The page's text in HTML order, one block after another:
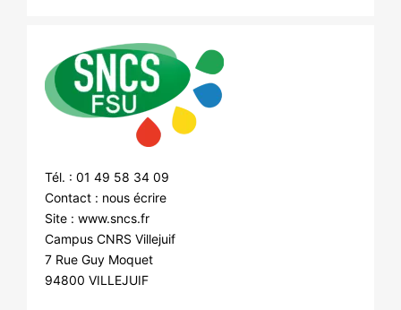
Tél. : 01 49 58 34 09
Contact : nous écrire
Site : www.sncs.fr
Campus CNRS Villejuif
7 Rue Guy Moquet
94800 VILLEJUIF